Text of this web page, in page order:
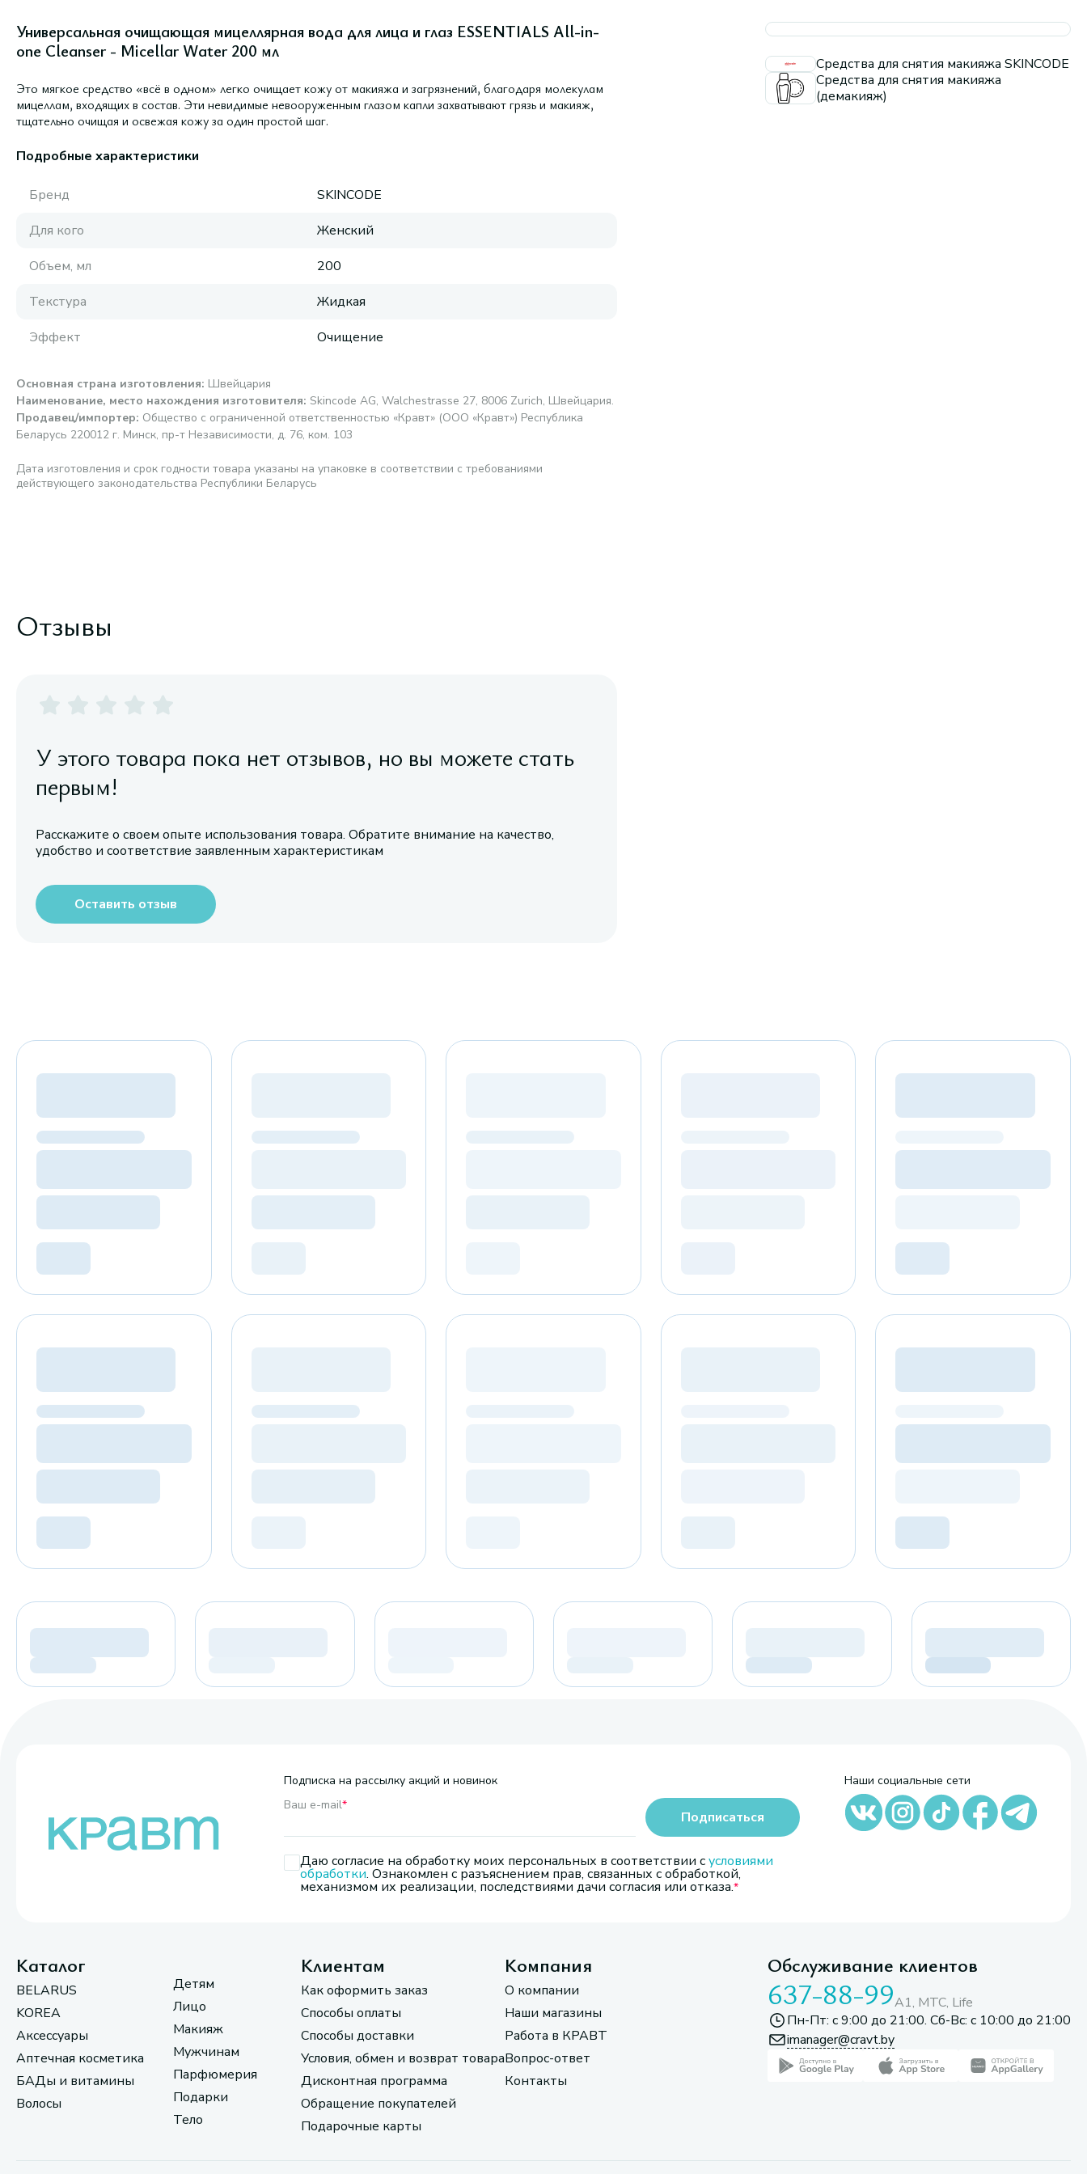
Универсальная очищающая мицеллярная вода для лица и глаз ESSENTIALS All-in-
one Cleanser - Micellar Water 200 мл
Это мягкое средство «всё в одном» легко очищает кожу от макияжа и загрязнений, благодаря молекулам
мицеллам, входящих в состав. Эти невидимые невооруженным глазом капли захватывают грязь и макияж,
тщательно очищая и освежая кожу за один простой шаг.
Подробные характеристики
Бренд
SKINCODE
Для кого
Женский
Объем, мл
200
Текстура
Жидкая
Эффект
Очищение
Основная страна изготовления: Швейцария
Наименование, место нахождения изготовителя: Skincode AG, Walchestrasse 27, 8006 Zurich, Швейцария.
Продавец/импортер: Общество с ограниченной ответственностью «Кравт» (ООО «Кравт») Республика
Беларусь 220012 г. Минск, пр-т Независимости, д. 76, ком. 103
Дата изготовления и срок годности товара указаны на упаковке в соответствии с требованиями
действующего законодательства Республики Беларусь
Средства для снятия макияжа SKINCODE
Средства для снятия макияжа
(демакияж)
Отзывы
У этого товара пока нет отзывов, но вы можете стать
первым!
Расскажите о своем опыте использования товара. Обратите внимание на качество,
удобство и соответствие заявленным характеристикам
Оставить отзыв
Подписка на рассылку акций и новинок
Ваш e-mail*
Даю согласие на обработку моих персональных в соответствии сусловиями
обработки. Ознакомлен с разъяснением прав, связанных с обработкой,
механизмом их реализации, последствиями дачи согласия или отказа.
Подписаться
Наши социальные сети
Каталог
BELARUS
KOREA
Аксессуары
Аптечная косметика
БАДы и витамины
Волосы
Детям
Лицо
Макияж
Мужчинам
Парфюмерия
Подарки
Тело
Клиентам
Как оформить заказ
Способы оплаты
Способы доставки
Условия, обмен и возврат товара
Дисконтная программа
Обращение покупателей
Подарочные карты
Компания
О компании
Наши магазины
Работа в КРАВТ
Вопрос-ответ
Контакты
Обслуживание клиентов
637-88-99A1, МТС, Life
Пн-Пт: с 9:00 до 21:00. Сб-Вс: с 10:00 до 21:00
imanager@cravt.by